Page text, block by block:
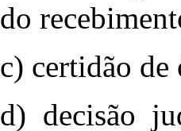
do
c) certidão
d) decisão